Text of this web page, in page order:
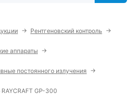
→ Рентгеновский контроль →
аппараты →
постоянного излучения →
GP-300